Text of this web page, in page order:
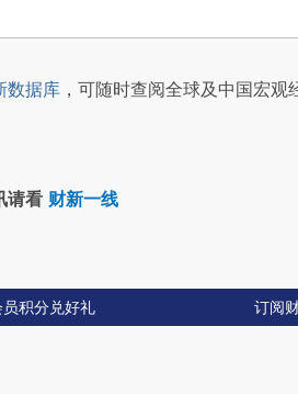
数据库 ，可随时查阅全球及中国宏观
请看 财新一线
员积分兑好礼 订阅